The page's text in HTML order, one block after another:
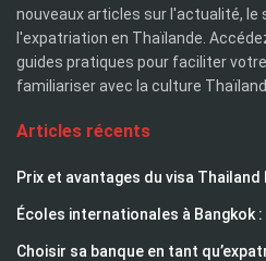
nouveaux articles sur l'actualité, le
l'expatriation en Thaïlande.
guides pratiques pour faciliter
familiariser avec la culture
Articles récents
Prix et avantages du visa Thailand
Écoles internationales à Bangkok
Choisir sa banque en tant